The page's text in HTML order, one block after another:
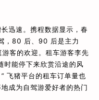
迅速。携程数据显示，春
，80 后、90 后是主力
客的欢迎。租车游客李先
时能停下来欣赏沿途的风
飞猪平台的租车订单量也
成为自驾游爱好者的热门